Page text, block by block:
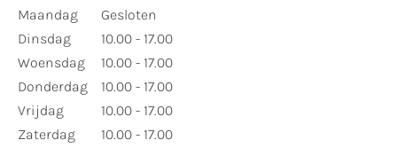
Maandag
Dinsdag
Woensdag
Donderdag
Vrijdag
Zaterdag
Gesloten
10.00 - 17.00
10.00 - 17.00
10.00 - 17.00
10.00 - 17.00
10.00 - 17.00